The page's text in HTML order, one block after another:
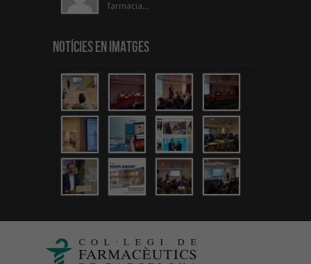
farmacia...
Notícies en Imatges